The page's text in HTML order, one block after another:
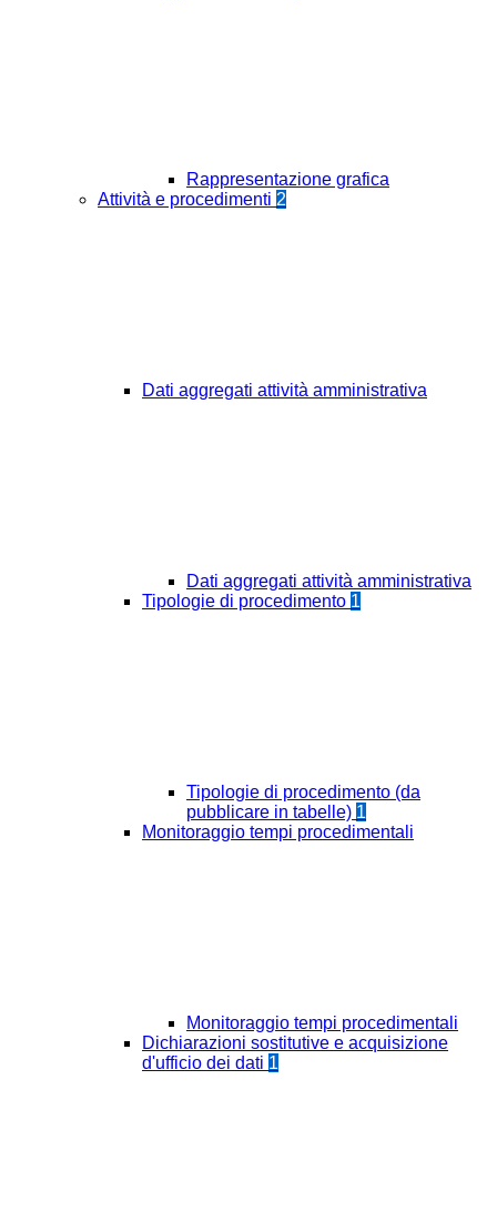
Rappresentazione grafica
Attività e procedimenti 2
Dati aggregati attività amministrativa
Dati aggregati attività amministrativa
Tipologie di procedimento 1
Tipologie di procedimento (da
pubblicare in tabelle) 1
Monitoraggio tempi procedimentali
Monitoraggio tempi procedimentali
Dichiarazioni sostitutive e acquisizione
d'ufficio dei dati 1